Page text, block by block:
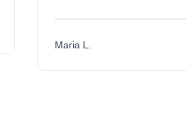
Maria L.